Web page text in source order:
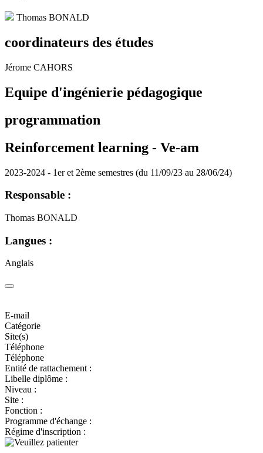
Thomas BONALD
coordinateurs des études
Jérome CAHORS
Equipe d'ingénierie pédagogique
programmation
Reinforcement learning - Ve-am
2023-2024 - 1er et 2ème semestres (du 11/09/23 au 28/06/24)
Responsable :
Thomas BONALD
Langues :
Anglais
E-mail
Catégorie
Site(s)
Téléphone
Téléphone
Entité de rattachement :
Libelle diplôme :
Niveau :
Site :
Fonction :
Programme d'échange :
Régime d'inscription :